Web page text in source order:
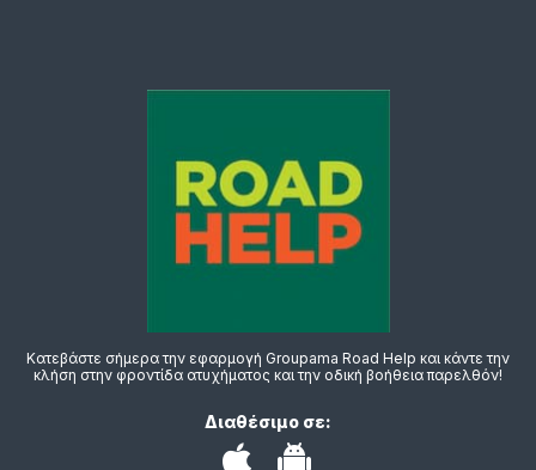
Κατεβάστε σήμερα την εφαρμογή Groupama Road Help και κάντε την
κλήση στην φροντίδα ατυχήματος και την οδική βοήθεια παρελθόν!
Διαθέσιμο σε: